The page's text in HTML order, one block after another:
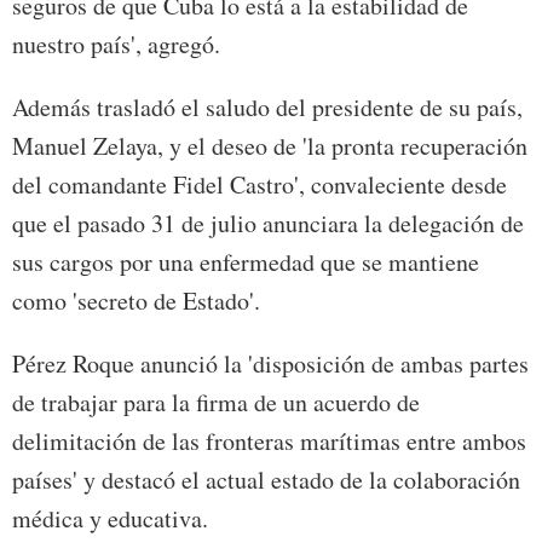
nuestro país', agregó.
Además trasladó el saludo del presidente de su país,
Manuel Zelaya, y el deseo de 'la pronta recuperación
del comandante Fidel Castro', convaleciente desde
que el pasado 31 de julio anunciara la delegación de
sus cargos por una enfermedad que se mantiene
como 'secreto de Estado'.
Pérez Roque anunció la 'disposición de ambas partes
de trabajar para la firma de un acuerdo de
delimitación de las fronteras marítimas entre ambos
países' y destacó el actual estado de la colaboración
médica y educativa.